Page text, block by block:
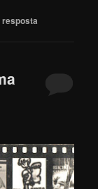
resposta